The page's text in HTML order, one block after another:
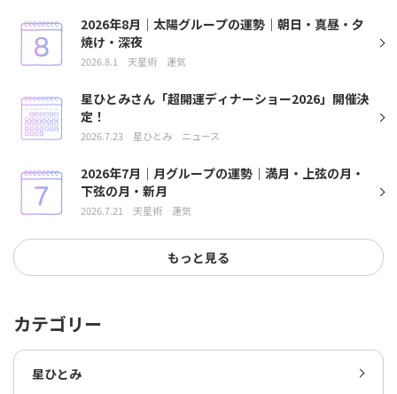
2026年8月｜太陽グループの運勢｜朝日・真昼・夕
焼け・深夜
2026.8.1 天星術 運気
星ひとみさん「超開運ディナーショー2026」開催決
定！
2026.7.23 星ひとみ ニュース
2026年7月｜月グループの運勢｜満月・上弦の月・
下弦の月・新月
2026.7.21 天星術 運気
もっと見る
カテゴリー
星ひとみ